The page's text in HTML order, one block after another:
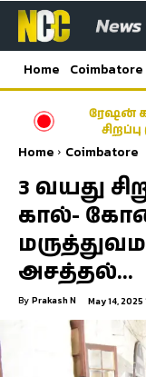
Home Coimbatore
ரேஷன்
Home Coimbatore
3 வயது
கால்-
அசத்தல்…
By Prakash N May 14, 2025